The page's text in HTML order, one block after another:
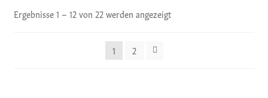
Ergebnisse 1 – 12 von 22 werden angezeigt
1 2